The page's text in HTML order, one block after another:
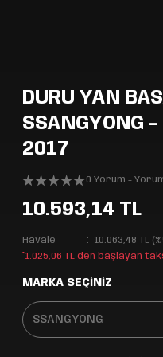
DURU YAN
SSANGYONG
2017
0 Yorum -
10.593,14 TL
Havale
10.063,48 TL
*1.025,06 TL den başlayan
MARKA SEÇİNİZ